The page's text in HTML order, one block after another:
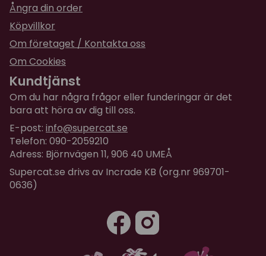
Ångra din order
Köpvillkor
Om företaget / Kontakta oss
Om Cookies
Kundtjänst
Om du har några frågor eller funderingar är det
bara att höra av dig till oss.
E-post: info@supercat.se
Telefon: 090-2059210
Adress: Björnvägen 11, 906 40 UMEÅ
Supercat.se drivs av Incrade KB (org.nr 969701-
0636)